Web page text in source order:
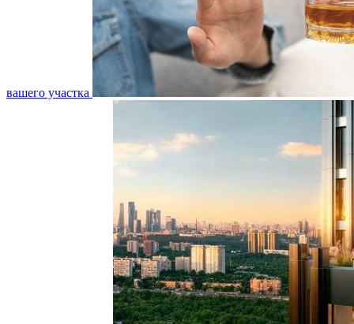
вашего участка